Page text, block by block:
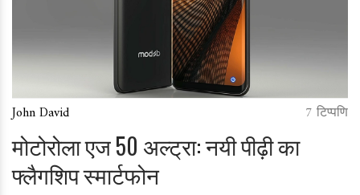
John David 7 टिप्पणि
मोटोरोला एज 50 अल्ट्रा: नयी पीढ़ी का
फ्लैगशिप स्मार्टफोन